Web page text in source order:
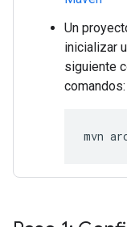
Un
inicializar
siguiente
comandos:
mvn